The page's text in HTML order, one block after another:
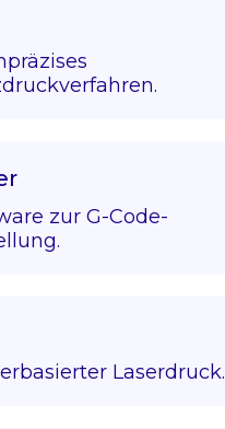
zur G-Code-
Laserdruck.